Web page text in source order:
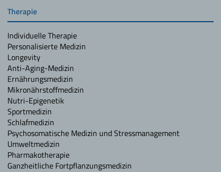
Therapie
Individuelle Therapie
Personalisierte Medizin
Longevity
Anti-Aging-Medizin
Ernährungsmedizin
Mikronährstoffmedizin
Nutri-Epigenetik
Sportmedizin
Schlafmedizin
Psychosomatische Medizin und Stressmanagement
Umweltmedizin
Pharmakotherapie
Ganzheitliche Fortpflanzungsmedizin